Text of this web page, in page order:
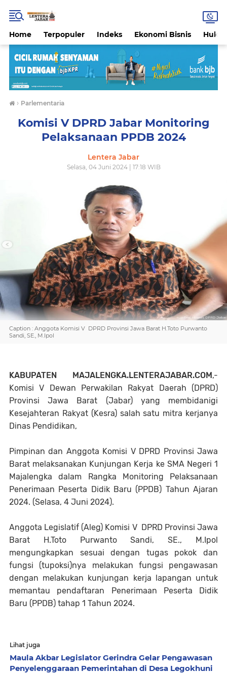
Home Terpopuler Indeks Ekonomi Bisnis
› Parlementaria
Komisi V DPRD Jabar Monitoring
Pelaksanaan PPDB 2024
Lentera Jabar
Selasa, 04 Juni 2024 | 17:18 WIB
Caption : Anggota Komisi V DPRD Provinsi Jawa Barat H.Toto Purwanto
Sandi, SE., M.Ipol
KABUPATEN MAJALENGKA.LENTERAJABAR.COM,-
Komisi V Dewan Perwakilan Rakyat Daerah (DPRD)
Provinsi Jawa Barat (Jabar) yang membidanigi
Kesejahteran Rakyat (Kesra) salah satu mitra kerjanya
Dinas Pendidikan,
Pimpinan dan Anggota Komisi V DPRD Provinsi Jawa
Barat melaksanakan Kunjungan Kerja ke SMA Negeri 1
Majalengka dalam Rangka Monitoring Pelaksanaan
Penerimaan Peserta Didik Baru (PPDB) Tahun Ajaran
2024. (Selasa, 4 Juni 2024).
Anggota Legislatif (Aleg) Komisi V DPRD Provinsi Jawa
Barat H.Toto Purwanto Sandi, SE., M.Ipol
mengungkapkan sesuai dengan tugas pokok dan
fungsi (tupoksi)nya melakukan fungsi pengawasan
dengan melakukan kunjungan kerja lapangan untuk
memantau pendaftaran Penerimaan Peserta Didik
Baru (PPDB) tahap 1 Tahun 2024.
Lihat juga
Maula Akbar Legislator Gerindra Gelar Pengawasan
Penyelenggaraan Pemerintahan di Desa Legokhuni